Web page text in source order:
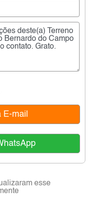
mail
esse